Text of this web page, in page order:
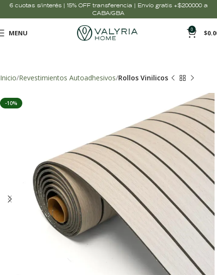
6 cuotas s/interés | 15% OFF transferencia | Envío gratis +$200000 a
CABA/GBA
MENU 0 $
Inicio Revestimientos Autoadhesivos Rollos Vinilicos
-10%